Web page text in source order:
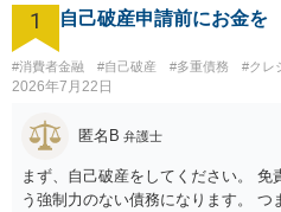
1 自己破産申請前にお金を
#消費者金融 #自己破産 #多重債務 #クレ
2026年7月22日
匿名B 弁護士
まず、自己破産をしてください。
う強制力のない債務になります。